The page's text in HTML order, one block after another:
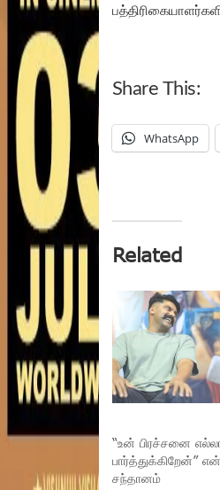
Share This:
WhatsApp
Related
“உன் பிரச்சனை
பார்த்துக்கிறேன்”
சந்தானம்